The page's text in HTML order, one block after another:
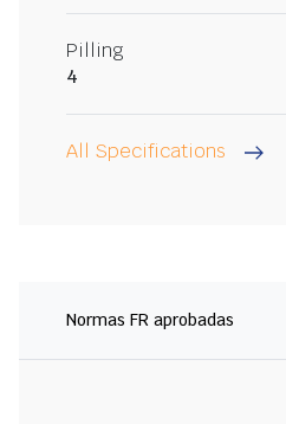
Pilling
4
All Specifications
Normas FR aprobadas